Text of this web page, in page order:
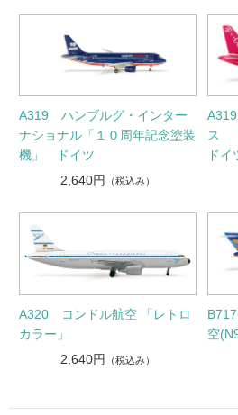
A319 ハンブルグ・インター
ナショナル「１０周年記念塗装
機」 ドイツ
2,640円
（税込み）
ス
ドイ
A320 コンドル航空 「レトロ
カラー」
2,640円 （税込み）
空